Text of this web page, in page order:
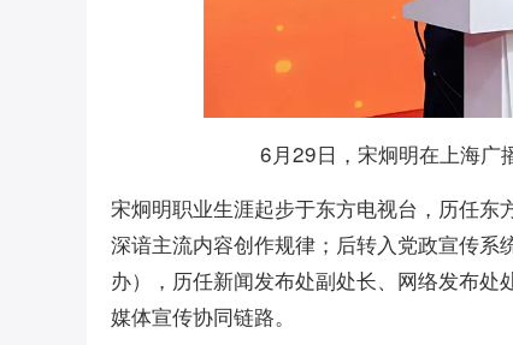
6月29日，宋炯明在上海广
宋炯明职业生涯起步于东方电视台，历任东
深谙主流内容创作规律；后转入党政宣传
办），历任新闻发布处副处长、网络发布
媒体宣传协同链路。